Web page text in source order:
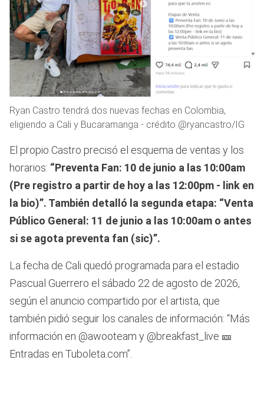
Ryan Castro tendrá dos nuevas fechas en Colombia,
eligiendo a Cali y Bucaramanga - crédito @ryancastro/IG
El propio Castro precisó el esquema de ventas y los
horarios: “Preventa Fan: 10 de junio a las 10:00am
(Pre registro a partir de hoy a las 12:00pm - link en
la bio)”. También detalló la segunda etapa: “Venta
Público General: 11 de junio a las 10:00am o antes
si se agota preventa fan (sic)”.
La fecha de Cali quedó programada para el estadio
Pascual Guerrero el sábado 22 de agosto de 2026,
según el anuncio compartido por el artista, que
también pidió seguir los canales de información: “Más
información en @awooteam y @breakfast_live 🎫
Entradas en Tuboleta.com”.